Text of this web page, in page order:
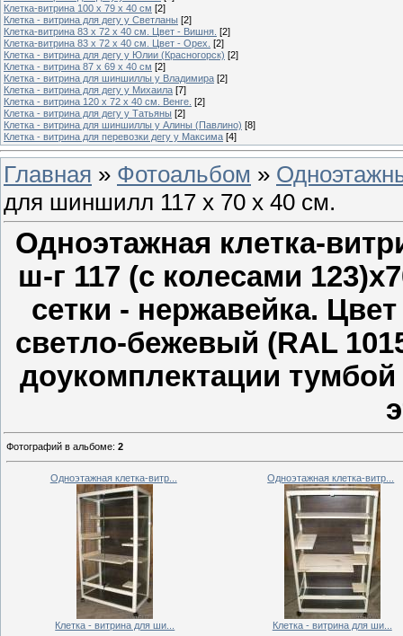
Клетка-витрина 100 х 79 х 40 см [2]
Клетка - витрина для дегу у Светланы [2]
Клетка-витрина 83 х 72 х 40 см. Цвет - Вишня. [2]
Клетка-витрина 83 х 72 х 40 см. Цвет - Орех. [2]
Клетка - витрина для дегу у Юлии (Красногорск) [2]
Клетка - витрина 87 х 69 х 40 см [2]
Клетка - витрина для шиншиллы у Владимира [2]
Клетка - витрина для дегу у Михаила [7]
Клетка - витрина 120 х 72 х 40 см. Венге. [2]
Клетка - витрина для дегу у Татьяны [2]
Клетка - витрина для шиншиллы у Алины (Павлино) [8]
Клетка - витрина для перевозки дегу у Максима [4]
Главная » Фотоальбом »
для шиншилл 117 х 70 х 40 см.
Одноэтажная клетка-
ш-г 117 (с колесами
сетки - нержавейка.
светло-бежевый (RAL
доукомплектации
Фотографий в альбоме: 2
Одноэтажная клетка-витр...
Клетка - витрина для ши...
Одноэтажная клетка-витр...
Клетка - витрина для ши...